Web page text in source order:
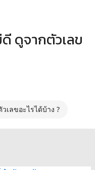
ดูจากตัวเลข
เลขอะไรได้บ้าง ?